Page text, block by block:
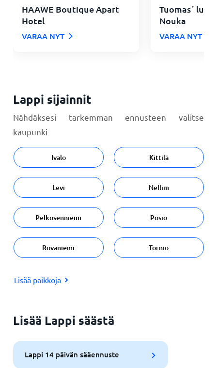
HAAWE Boutique Apart
Hotel
VARAA NYT
Tuomas´
Nouka
VARAA NYT
Lappi sijainnit
Nähdäksesi tarkemman ennusteen valitse
kaupunki
Ivalo Kittilä
Levi Nellim
Pelkosenniemi Posio
Rovaniemi Tornio
Lisää paikkoja
Lisää Lappi säästä
Lappi 14 päivän sääennuste